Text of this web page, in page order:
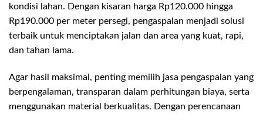
kondisi lahan. Dengan kisaran harga Rp120.000 hingga
Rp190.000 per meter persegi, pengaspalan menjadi solusi
terbaik untuk menciptakan jalan dan area yang kuat, rapi,
dan tahan lama.
Agar hasil maksimal, penting memilih jasa pengaspalan yang
berpengalaman, transparan dalam perhitungan biaya, serta
menggunakan material berkualitas. Dengan perencanaan